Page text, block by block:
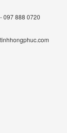
097 888 0720